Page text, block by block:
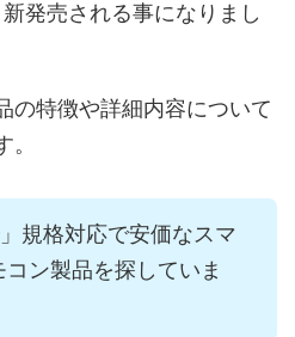
発売される事になりまし
の特徴や詳細内容について
」規格対応で安価なスマ
コン製品を探していま